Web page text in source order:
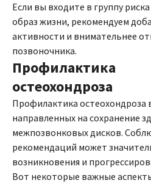
Если вы входите в группу
образ жизни, рекомендуем
активности и внимательнее
позвоночника.
Профилактика
остеохондроза
Профилактика остеохондроза
направленных на сохранение
межпозвонковых дисков.
рекомендаций может
возникновения и
Вот некоторые важные